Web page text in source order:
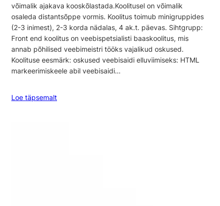
võimalik ajakava kooskõlastada.Koolitusel on võimalik
osaleda distantsõppe vormis. Koolitus toimub minigruppides
(2-3 inimest), 2-3 korda nädalas, 4 ak.t. päevas. Sihtgrupp:
Front end koolitus on veebispetsialisti baaskoolitus, mis
annab põhilised veebimeistri tööks vajalikud oskused.
Koolituse eesmärk: oskused veebisaidi elluviimiseks: HTML
markeerimiskeele abil veebisaidi…
Loe täpsemalt